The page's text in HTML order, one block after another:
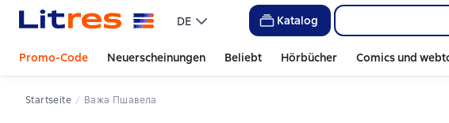
DE Katalog
Promo-Code Neuerscheinungen Beliebt Hörbücher Comics und
Startseite Важа Пшавела
Слайдер с книгами